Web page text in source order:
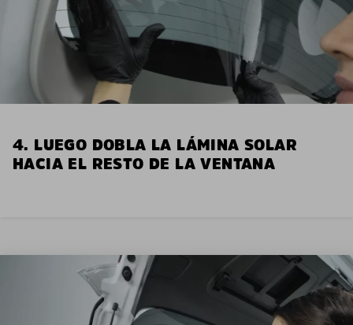
4. LUEGO DOBLA LA LÁMINA SOLAR
HACIA EL RESTO DE LA VENTANA